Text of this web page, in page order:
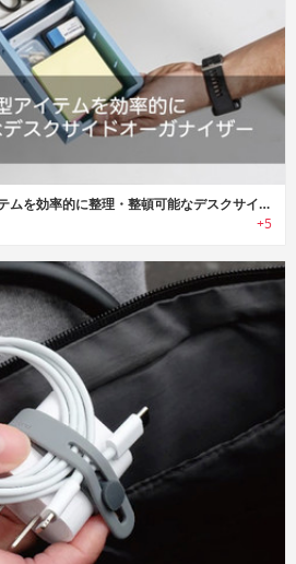
Otis Rack｜文具・小型アイテムを効率的に整理・整頓可能なデスクサイドオーガナイザー「オーティスラック」
+5